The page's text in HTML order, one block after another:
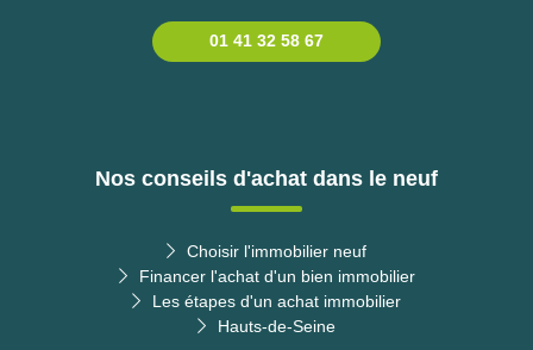
01 41 32 58 67
Nos conseils d'achat dans le neuf
Choisir l'immobilier neuf
Financer l'achat d'un bien immobilier
Les étapes d'un achat immobilier
Hauts-de-Seine